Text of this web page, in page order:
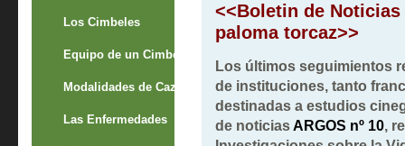
Los Cimbeles
Equipo de un Cimbelero
Modalidades de Caza
Las Enfermedades
<<Boletin de
paloma torcaz>>
Los últimos seguimientos
de instituciones, tanto
destinadas a estudios
de noticiasARGOS nº 10,